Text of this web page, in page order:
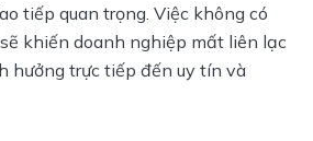
tiếp quan trọng. Việc không có
khiến doanh nghiệp mất liên lạc
hưởng trực tiếp đến uy tín và